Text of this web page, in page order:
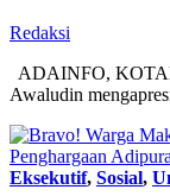
Redaksi
ADAINFO,
Awaludin
Eksekutif, Sosial,